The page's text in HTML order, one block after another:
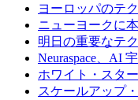
ヨーロッパのテ
ニューヨークに
明日の重要なテ
Neuraspace、AI
ホワイト・スタ
スケールアップ